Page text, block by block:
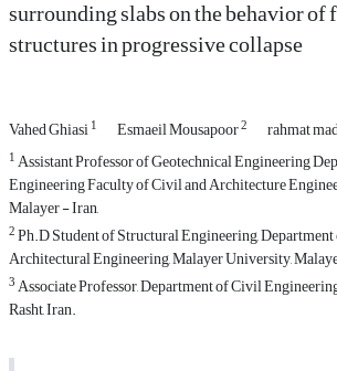
surrounding slabs on the behavior of
structures in progressive collapse
Vahed Ghiasi1 Esmaeil Mousapoor2 rahmat
1Assistant Professor of Geotechnical Engineering
Engineering Faculty of Civil and Architecture
Malayer - Iran,
2Ph.D Student of Structural Engineering,
Architectural Engineering, Malayer University,
3Associate Professor, Department of Civil
Rasht, Iran.